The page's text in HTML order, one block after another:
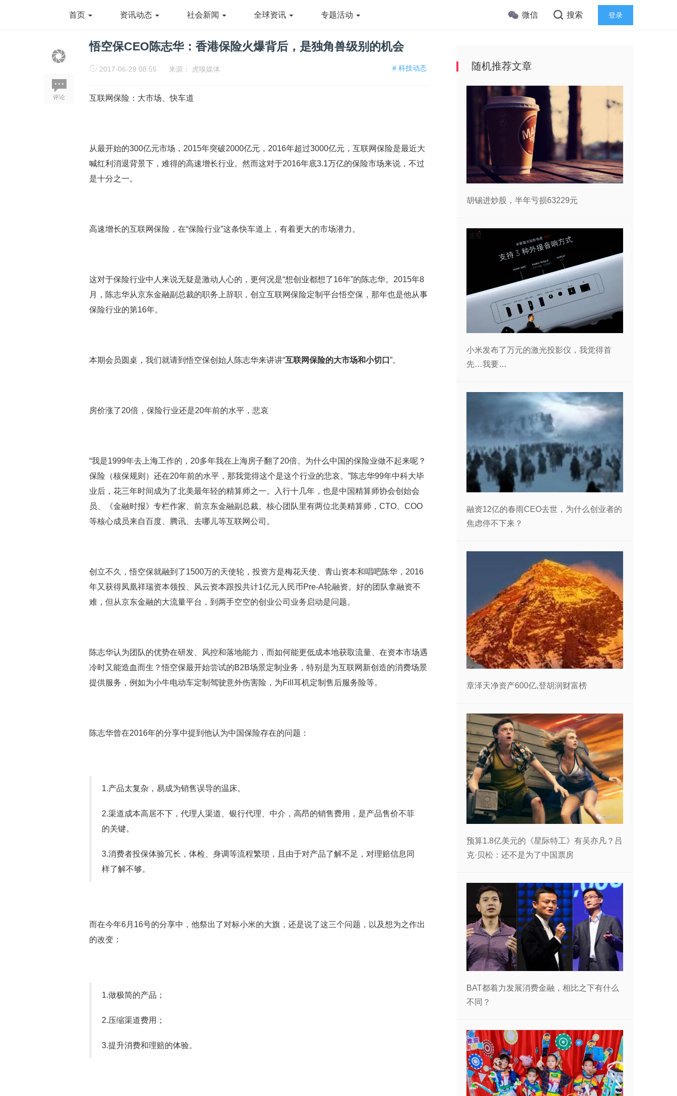
首页 资讯动态 社会新闻 全球资讯 专题活动 微信 搜索 登录
评论
悟空保CEO陈志华：香港保险火爆背后，是独角兽级别的机会
# 科技动态
2017-06-29 08:55 来源： 虎嗅媒体
互联网保险：大市场、快车道
从最开始的300亿元市场，2015年突破2000亿元，2016年超过3000亿元，互联网保险是最近大
喊红利消退背景下，难得的高速增长行业。然而这对于2016年底3.1万亿的保险市场来说，不过
是十分之一。
高速增长的互联网保险，在“保险行业”这条快车道上，有着更大的市场潜力。
这对于保险行业中人来说无疑是激动人心的，更何况是“想创业都想了16年”的陈志华。2015年8
月，陈志华从京东金融副总裁的职务上辞职，创立互联网保险定制平台悟空保，那年也是他从事
保险行业的第16年。
本期会员圆桌，我们就请到悟空保创始人陈志华来讲讲“互联网保险的大市场和小切口 ”。
房价涨了20倍，保险行业还是20年前的水平，悲哀
“我是1999年去上海工作的，20多年我在上海房子翻了20倍。为什么中国的保险业做不起来呢？
保险（核保规则）还在20年前的水平，那我觉得这个是这个行业的悲哀。”陈志华99年中科大毕
业后，花三年时间成为了北美最年轻的精算师之一。入行十几年，也是中国精算师协会创始会
员、《金融时报》专栏作家、前京东金融副总裁。核心团队里有两位北美精算师，CTO、COO
等核心成员来自百度、腾讯、去哪儿等互联网公司。
创立不久，悟空保就融到了1500万的天使轮，投资方是梅花天使、青山资本和唱吧陈华，2016
年又获得凤凰祥瑞资本领投、风云资本跟投共计1亿元人民币Pre-A轮融资。好的团队拿融资不
难，但从京东金融的大流量平台，到两手空空的创业公司业务启动是问题。
陈志华认为团队的优势在研发、风控和落地能力，而如何能更低成本地获取流量、在资本市场遇
冷时又能造血而生？悟空保最开始尝试的B2B场景定制业务，特别是为互联网新创造的消费场景
提供服务，例如为小牛电动车定制驾驶意外伤害险，为Fill耳机定制售后服务险等。
陈志华曾在2016年的分享中提到他认为中国保险存在的问题：
1.产品太复杂，易成为销售误导的温床。
2.渠道成本高居不下，代理人渠道、银行代理、中介，高昂的销售费用，是产品售价不菲
的关键。
3.消费者投保体验冗长，体检、身调等流程繁琐，且由于对产品了解不足，对理赔信息同
样了解不够。
而在今年6月16号的分享中，他祭出了对标小米的大旗，还是说了这三个问题，以及想为之作出
的改变：
1.做极简的产品；
2.压缩渠道费用；
3.提升消费和理赔的体验。
随机推荐文章
胡锡进炒股，半年亏损63229元
小米发布了万元的激光投影仪，我觉得首
先…我要…
融资12亿的春雨CEO去世，为什么创业者的
焦虑停不下来？
章泽天净资产600亿,登胡润财富榜
预算1.8亿美元的《星际特工》有吴亦凡？吕
克·贝松：还不是为了中国票房
BAT都着力发展消费金融，相比之下有什么
不同？